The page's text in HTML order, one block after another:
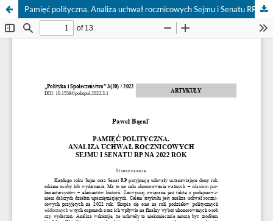
Pamięć polityczna. Analiza uchwał rocznicowych Sejmu i Senatu RP na 2022 rok